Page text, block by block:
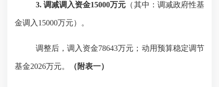
3. 调减调入资金15000万元 （其中：调减政府性基
金调入 15000万元）。
调整后，调入资金78643万元；动用预算稳定调节
基金2026万元。 （附表一）